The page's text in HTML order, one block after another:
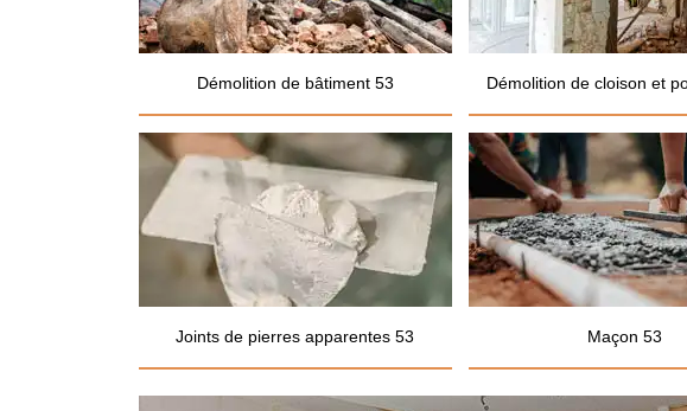
Démolition de bâtiment 53 Démolition de cloison et
Joints de pierres apparentes 53 Maçon 53